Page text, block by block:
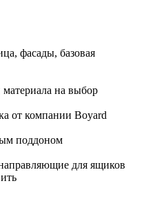
фасады, базовая
на выбор
от компании Boyard
поддоном
для ящиков